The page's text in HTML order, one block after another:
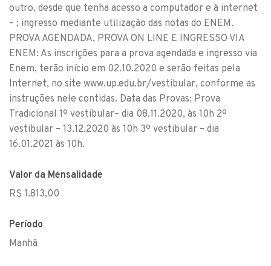
outro, desde que tenha acesso a computador e à internet
– ; ingresso mediante utilização das notas do ENEM.
PROVA AGENDADA, PROVA ON LINE E INGRESSO VIA
ENEM: As inscrições para a prova agendada e ingresso via
Enem, terão início em 02.10.2020 e serão feitas pela
Internet, no site www.up.edu.br/vestibular, conforme as
instruções nele contidas. Data das Provas: Prova
Tradicional 1º vestibular– dia 08.11.2020, às 10h 2º
vestibular – 13.12.2020 às 10h 3º vestibular – dia
16.01.2021 às 10h.
Valor da Mensalidade
R$ 1.813,00
Período
Manhã